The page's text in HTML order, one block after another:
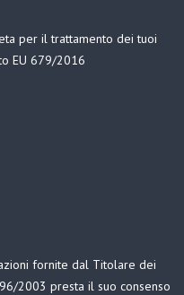
per il trattamento dei tuoi
EU 679/2016
fornite dal Titolare dei
2003 presta il suo consenso